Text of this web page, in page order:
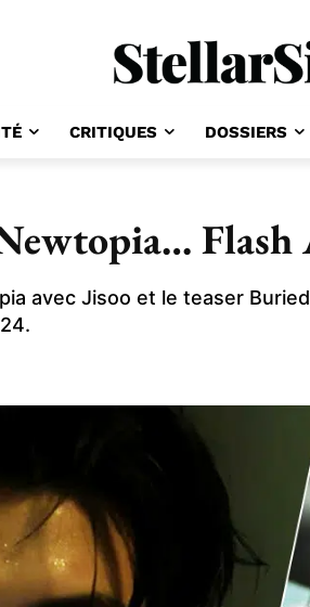
CRITIQUES DOSSIERS
Flash
avec Jisoo et le teaser